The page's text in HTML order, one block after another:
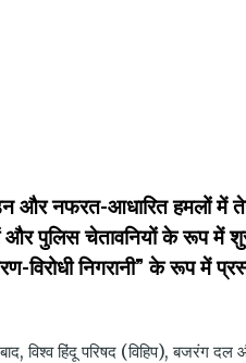
और नफरत-आधारित हमलों में
और पुलिस चेतावनियों के रूप में
विरोधी निगरानी” के रूप में
,विश्व हिंदू परिषद (विहिप),बजरंग दल